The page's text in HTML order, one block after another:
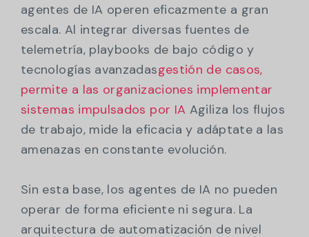
agentes de IA operen eficazmente a gran
escala. Al integrar diversas fuentes de
telemetría, playbooks de bajo código y
tecnologías avanzadasgestión de casos,
permite a las organizaciones implementar
sistemas impulsados por IA Agiliza los flujos
de trabajo, mide la eficacia y adáptate a las
amenazas en constante evolución.
Sin esta base, los agentes de IA no pueden
operar de forma eficiente ni segura. La
arquitectura de automatización de nivel